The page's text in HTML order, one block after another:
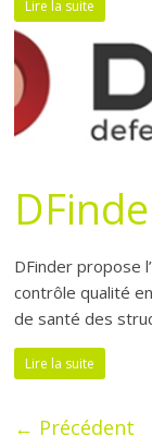
Lire la suite
DFinder propose
contrôle qualité
de santé des
Lire la suite
← Précédent